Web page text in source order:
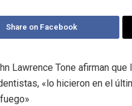
Share on Facebook
Lawrence Tone afirman
«lo hicieron en el